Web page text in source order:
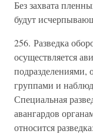
Без захвата
будут
256. Разведка
осуществляется
подразделениями,
группами и
Специальная
авангардов
относится